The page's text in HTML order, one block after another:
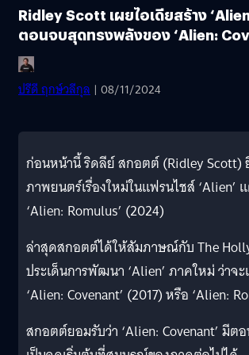
Ridley Scott เผยไอเดียสร้าง
ตอนจบสุดทรงพลังของ ‘Alien:
ปรีดี ฤกษ์วลีกุล | 08/11/2024
ก่อนหน้านี้ ริดลีย์ สกอตต์ (Ridley
ภาพยนตร์เรื่องใหม่ในแฟรนไชส์ ‘Alien’
‘Alien: Romulus’ (2024)
ล่าสุดสกอตต์ได้ให้สัมภาษณ์กับ The
ประเด็นการพัฒนา ‘Alien’ ภาคใหม่ ว่าจะ
‘Alien: Covenant’ (2017) หรือ ‘Alien:
สกอตต์ยอมรับว่า ‘Alien: Covenant’ มี